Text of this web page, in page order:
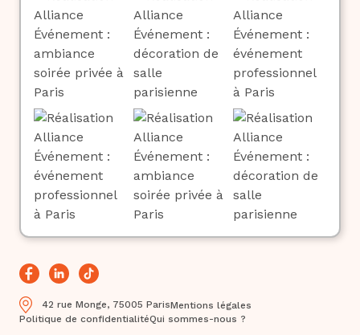
42 rue Monge, 75005 ParisMentions légales
Politique de confidentialitéQui sommes-nous ?